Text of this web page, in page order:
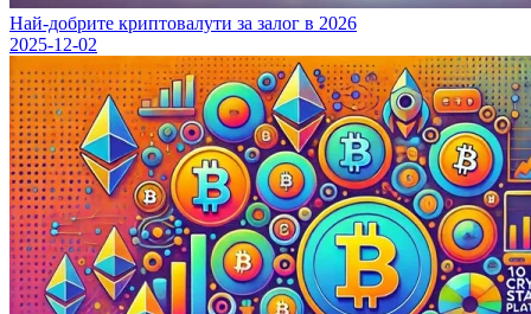
Най-добрите криптовалути за залог в 2026
2025-12-02